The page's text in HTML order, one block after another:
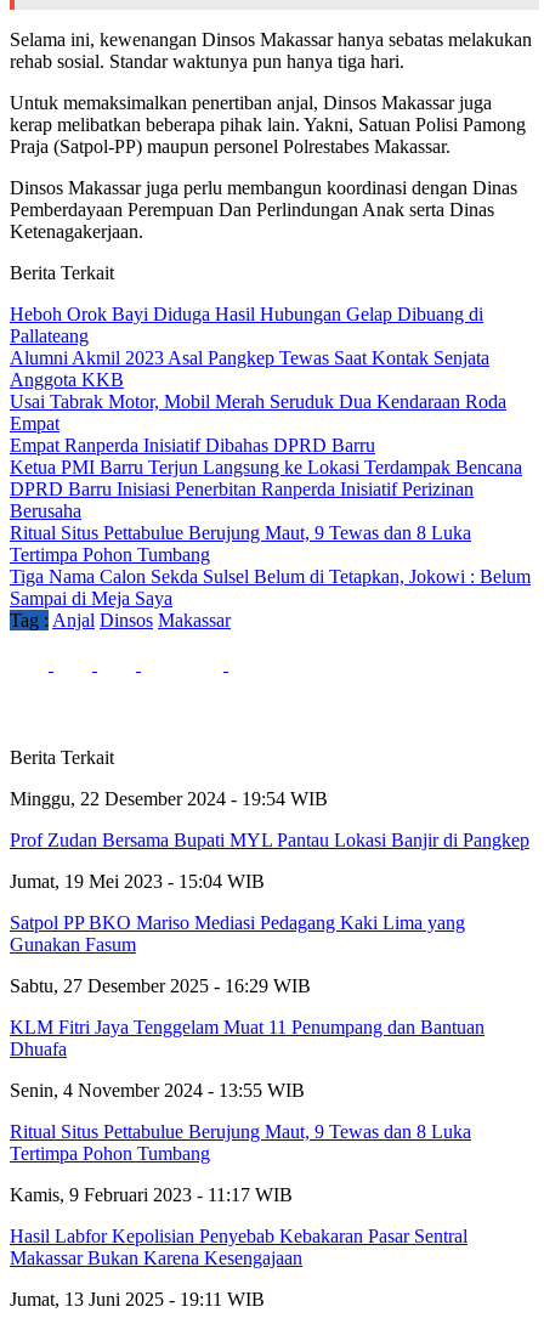
Selama ini, kewenangan Dinsos Makassar hanya sebatas melakukan
rehab sosial. Standar waktunya pun hanya tiga hari.
Untuk memaksimalkan penertiban anjal, Dinsos Makassar juga
kerap melibatkan beberapa pihak lain. Yakni, Satuan Polisi Pamong
Praja (Satpol-PP) maupun personel Polrestabes Makassar.
Dinsos Makassar juga perlu membangun koordinasi dengan Dinas
Pemberdayaan Perempuan Dan Perlindungan Anak serta Dinas
Ketenagakerjaan.
Berita Terkait
Heboh Orok Bayi Diduga Hasil Hubungan Gelap Dibuang di
Pallateang
Alumni Akmil 2023 Asal Pangkep Tewas Saat Kontak Senjata
Anggota KKB
Usai Tabrak Motor, Mobil Merah Seruduk Dua Kendaraan Roda
Empat
Empat Ranperda Inisiatif Dibahas DPRD Barru
Ketua PMI Barru Terjun Langsung ke Lokasi Terdampak Bencana
DPRD Barru Inisiasi Penerbitan Ranperda Inisiatif Perizinan
Berusaha
Ritual Situs Pettabulue Berujung Maut, 9 Tewas dan 8 Luka
Tertimpa Pohon Tumbang
Tiga Nama Calon Sekda Sulsel Belum di Tetapkan, Jokowi : Belum
Sampai di Meja Saya
Tag : Anjal Dinsos Makassar
Berita Terkait
Minggu, 22 Desember 2024 - 19:54 WIB
Prof Zudan Bersama Bupati MYL Pantau Lokasi Banjir di Pangkep
Jumat, 19 Mei 2023 - 15:04 WIB
Satpol PP BKO Mariso Mediasi Pedagang Kaki Lima yang
Gunakan Fasum
Sabtu, 27 Desember 2025 - 16:29 WIB
KLM Fitri Jaya Tenggelam Muat 11 Penumpang dan Bantuan
Dhuafa
Senin, 4 November 2024 - 13:55 WIB
Ritual Situs Pettabulue Berujung Maut, 9 Tewas dan 8 Luka
Tertimpa Pohon Tumbang
Kamis, 9 Februari 2023 - 11:17 WIB
Hasil Labfor Kepolisian Penyebab Kebakaran Pasar Sentral
Makassar Bukan Karena Kesengajaan
Jumat, 13 Juni 2025 - 19:11 WIB